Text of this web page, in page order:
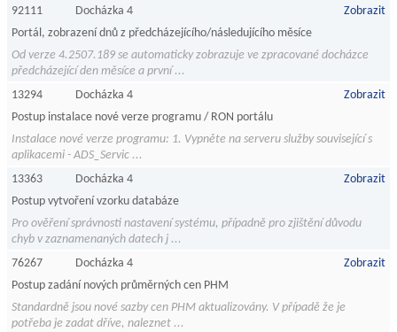
92111
Docházka 4
Zobrazit
Portál, zobrazení dnů z předcházejícího/následujícího měsíce
Od verze 4.2507.189 se automaticky zobrazuje ve zpracované docházce
předcházející den měsíce a první ...
13294
Docházka 4
Zobrazit
Postup instalace nové verze programu / RON portálu
Instalace nové verze programu: 1. Vypněte na serveru služby související s
aplikacemi - ADS_Servic ...
13363
Docházka 4
Zobrazit
Postup vytvoření vzorku databáze
Pro ověření správnosti nastavení systému, případně pro zjištění důvodu
chyb v zaznamenaných datech j ...
76267
Docházka 4
Zobrazit
Postup zadání nových průměrných cen PHM
Standardně jsou nové sazby cen PHM aktualizovány. V případě že je
potřeba je zadat dříve, naleznet ...